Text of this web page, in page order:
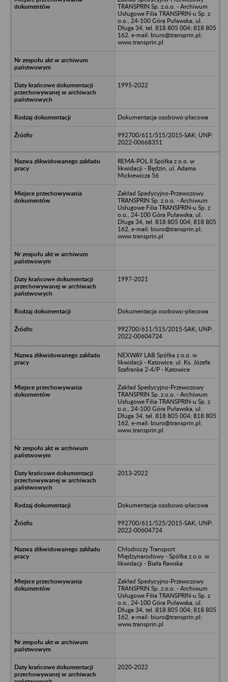
TRANSPRIN Sp. z.o.o. - Archiwum
Usługowe Filia TRANSPRIN-u Sp. z
o.o., 24-100 Góra Puławska, ul.
Długa 34, tel. 818 805 004; 818 805
162, e-mail: biuro@transprin.pl;
www.transprin.pl
1995-2022
Dokumentacja osobowo-płacowa
992700/611/515/2015-SAK; UNP:
2022-00668351
REMA-POL II Spółka z o.o. w
likwidacji - Będzin, ul. Adama
Mickiewicza 56
Zakład Spedycyjno-Przewozowy
TRANSPRIN Sp. z.o.o. - Archiwum
Usługowe Filia TRANSPRIN-u Sp. z
o.o., 24-100 Góra Puławska, ul.
Długa 34, tel. 818 805 004; 818 805
162, e-mail: biuro@transprin.pl;
www.transprin.pl
1997-2021
Dokumentacja osobowo-płacowa
992700/611/515/2015-SAK; UNP:
2022-00604724
NEXWAY LAB Spółka z o.o. w
likwidacji - Katowice, ul. Ks. Józefa
Szafranka 2-4/P - Katowice
Zakład Spedycyjno-Przewozowy
TRANSPRIN Sp. z.o.o. - Archiwum
Usługowe Filia TRANSPRIN-u Sp. z
o.o., 24-100 Góra Puławska, ul.
Długa 34, tel. 818 805 004; 818 805
162, e-mail: biuro@transprin.pl;
www.transprin.pl
2013-2022
Dokumentacja osobowo-płacowa
992700/611/525/2015-SAK; UNP:
2022-00604724
Chłodniczy Transport
Międzynarodowy - Spółka z o.o. w
likwidacji - Biała Rawska
Zakład Spedycyjno-Przewozowy
TRANSPRIN Sp. z.o.o. - Archiwum
Usługowe Filia TRANSPRIN-u Sp. z
o.o., 24-100 Góra Puławska, ul.
Długa 34, tel. 818 805 004; 818 805
162, e-mail: biuro@transprin.pl;
www.transprin.pl
2020-2022